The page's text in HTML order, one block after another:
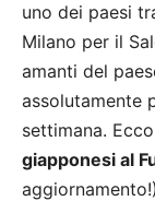
uno dei paesi
Milano per il
amanti del
assolutamente
settimana.
giapponesi al